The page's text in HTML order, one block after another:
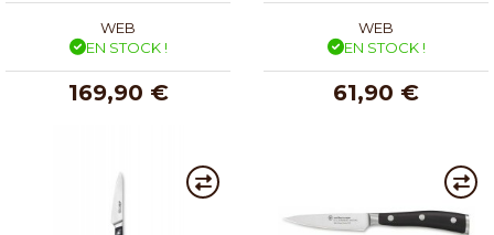
WEB
EN STOCK !
169,90 €
WEB
EN STOCK !
61,90 €